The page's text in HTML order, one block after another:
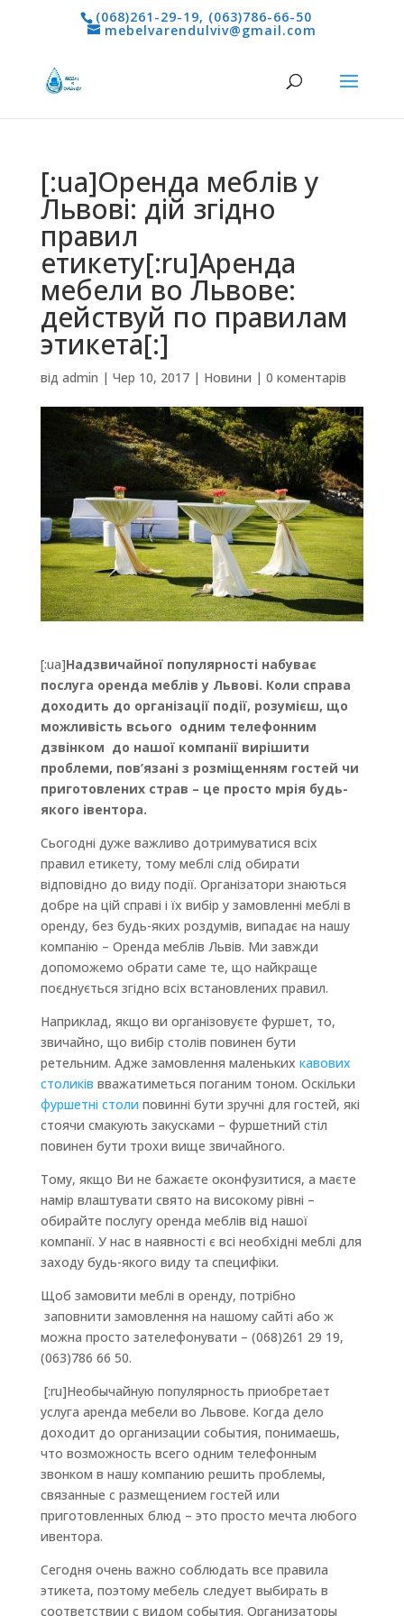
(068)261-29-19, (063)786-66-50
mebelvarendulviv@gmail.com
[:ua]Оренда меблів у
Львові: дій згідно
правил
етикету[:ru]Аренда
мебели во Львове:
действуй по правилам
этикета[:]
від admin | Чер 10, 2017| Новини | 0 коментарів
[:ua]Надзвичайної популярності набуває
послуга оренда меблів у Львові. Коли справа
доходить до організації події, розумієш, що
можливість всього одним телефонним
дзвінком до нашої компанії вирішити
проблеми, пов’язані з розміщенням гостей чи
приготовлених страв – це просто мрія будь-
якого івентора.
Сьогодні дуже важливо дотримуватися всіх
правил етикету, тому меблі слід обирати
відповідно до виду події. Організатори знаються
добре на цій справі і їх вибір у замовленні меблі в
оренду, без будь-яких роздумів, випадає на нашу
компанію – Оренда меблів Львів. Ми завжди
допоможемо обрати саме те, що найкраще
поєднується згідно всіх встановлених правил.
Наприклад, якщо ви організовуєте фуршет, то,
звичайно, що вибір столів повинен бути
ретельним. Адже замовлення маленьких кавових
столиків вважатиметься поганим тоном. Оскільки
фуршетні столи повинні бути зручні для гостей, які
стоячи смакують закусками – фуршетний стіл
повинен бути трохи вище звичайного.
Тому, якщо Ви не бажаєте оконфузитися, а маєте
намір влаштувати свято на високому рівні –
обирайте послугу оренда меблів від нашої
компанії. У нас в наявності є всі необхідні меблі для
заходу будь-якого виду та специфіки.
Щоб замовити меблі в оренду, потрібно
заповнити замовлення на нашому сайті або ж
можна просто зателефонувати – (068)261 29 19,
(063)786 66 50.
[:ru]Необычайную популярность приобретает
услуга аренда мебели во Львове. Когда дело
доходит до организации события, понимаешь,
что возможность всего одним телефонным
звонком в нашу компанию решить проблемы,
связанные с размещением гостей или
приготовленных блюд – это просто мечта любого
ивентора.
Сегодня очень важно соблюдать все правила
этикета, поэтому мебель следует выбирать в
соответствии с видом события. Организаторы